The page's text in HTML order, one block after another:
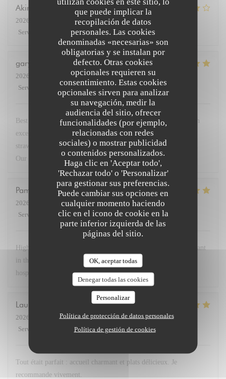
que puede implicar la
recopilación de datos
personales. Las cookies
denominadas «necesarias» son
obligatorias y se instalan por
defecto. Otras cookies
opcionales requieren su
consentimiento. Estas cookies
opcionales sirven para analizar
su navegación, medir la
audiencia del sitio, ofrecer
funcionalidades (por ejemplo,
relacionadas con redes
sociales) o mostrar publicidad
o contenidos personalizados.
Haga clic en 'Aceptar todo',
'Rechazar todo' o 'Personalizar'
para gestionar sus preferencias.
Puede cambiar sus opciones en
cualquier momento haciendo
clic en el icono de cookie en la
parte inferior izquierda de las
páginas del sitio.
OK, aceptar todas
Denegar todas las cookies
Personalizar
Política de protección de datos personales
Política de gestión de cookies
Akira
2026-07-27
- 19:30 - Invitados 3
Servicio
Ambiente: 5/5 Menú : 4 /5 Calidad / Precio
gary
2026-07-23
- 19:30 - Invitados 2
Servicio
Ambiente: 5/5 Menú : 5/5 Calidad / Precio
Best restaurant in Paris so good we came 4 times this week. Fish
excellent. Steak with dauphinoise potato. Superb. Deserts
strawberries and lemon brûlée with peach in cognac sensational.
Our go to when in Paris. Service very friendly.
Pamela
2026-07-23
- 19:45 - Invitados 3
Servicio
Ambiente: 5/5 Menú: 5/5 Calidad / Precio
Highly recommend Chex Gabrielle! A small chef owned restaurant
in the 17th near the Arc. Lovely room, delicious food and great
hospitality! Bravo!
Laurent
2026-07-21
- 19:30 - Invitados 2
Servicio
Ambiente: 5/5 Menú: 5 /5 Calidad / Precio
Tout était parfait : accueil charmant et plats délicieux. Je
recommande vivement.